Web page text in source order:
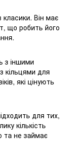
класики. Він має
що робить його
з іншими
кільцями для
які цінують
для тих,
кількість
та не займає